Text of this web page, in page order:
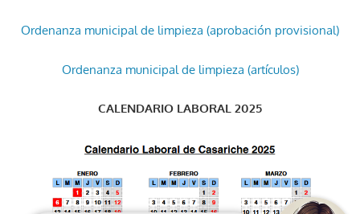
Ordenanza municipal de limpieza (aprobación provisional)
Ordenanza municipal de limpieza (artículos)
CALENDARIO LABORAL 2025